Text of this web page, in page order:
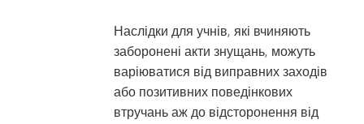
Наслідки для учнів, які вчиняють
заборонені акти знущань, можуть
варіюватися від виправних заходів
або позитивних поведінкових
втручань аж до відсторонення від